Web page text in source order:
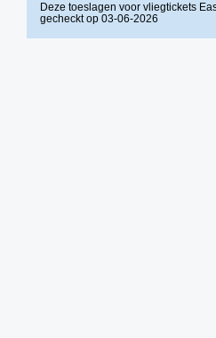
Deze toeslagen voor vliegtickets
gecheckt op 03-06-2026